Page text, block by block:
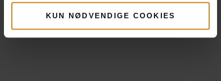
KUN NØDVENDIGE COOKIES